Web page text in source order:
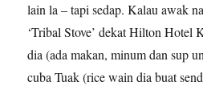
lain la – tapi sedap. Kalau awak
‘Tribal Stove’ dekat Hilton Hotel
dia (ada makan, minum dan sup
cuba Tuak (rice wain dia buat